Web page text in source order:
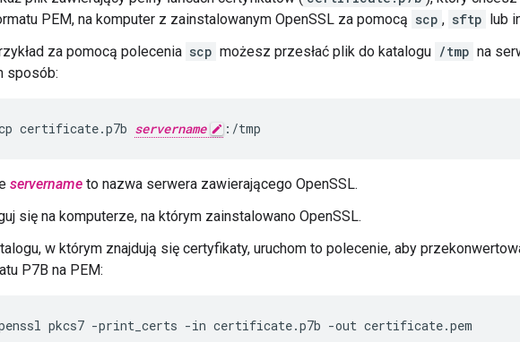
PEM, na komputer z zainstalowanym OpenSSL za pomocą scp , sftp lub
za pomocą polecenia scp możesz przesłać plik do katalogu /tmp na
sposób:
certificate.p7b servername :/tmp
servername to nazwa serwera zawierającego OpenSSL.
się na komputerze, na którym zainstalowano OpenSSL.
w którym znajdują się certyfikaty, uruchom to polecenie, aby
P7B na PEM:
pkcs7 -print_certs -in certificate.p7b -out certificate.pem